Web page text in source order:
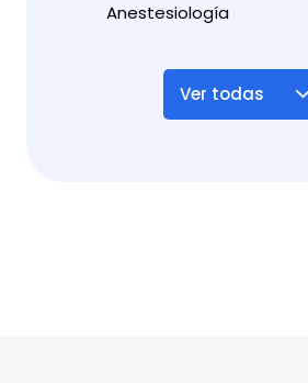
Anestesiología
Ver todas